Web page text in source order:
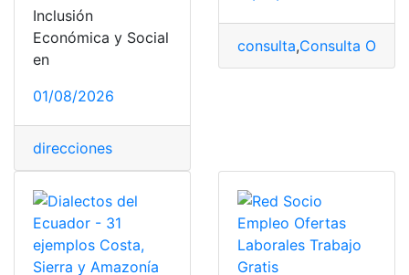
Inclusión
Económica y Social
en
01/08/2026
direcciones
consulta,Consulta Online